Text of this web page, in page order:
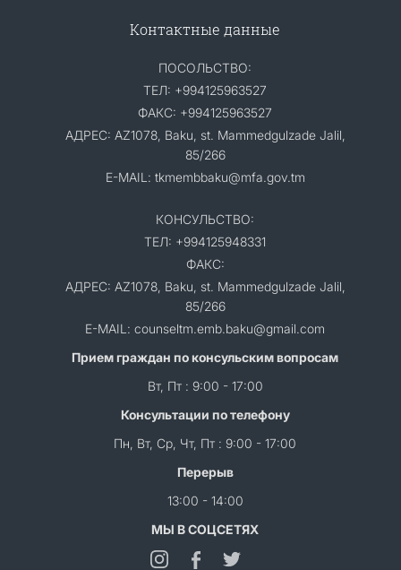
Контактные данные
ПОСОЛЬСТВО:
ТЕЛ: +994125963527
ФАКС: +994125963527
АДРЕС: AZ1078, Baku, st. Mammedgulzade Jalil,
85/266
E-MAIL: tkmembbaku@mfa.gov.tm
КОНСУЛЬСТВО:
ТЕЛ: +994125948331
ФАКС:
АДРЕС: AZ1078, Baku, st. Mammedgulzade Jalil,
85/266
E-MAIL: counseltm.emb.baku@gmail.com
Прием граждан по консульским вопросам
Вт, Пт : 9:00 - 17:00
Консультации по телефону
Пн, Вт, Ср, Чт, Пт : 9:00 - 17:00
Перерыв
13:00 - 14:00
МЫ В СОЦСЕТЯХ